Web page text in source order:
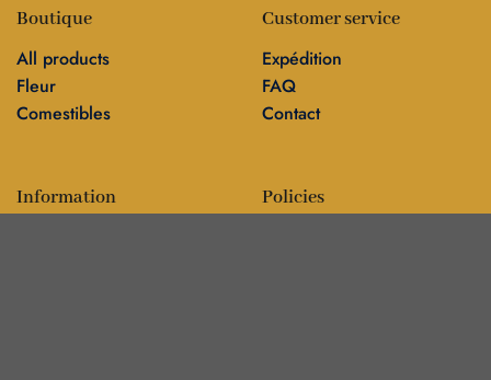
Boutique
All products
Fleur
Comestibles
Customer service
Expédition
FAQ
Contact
Information Policies